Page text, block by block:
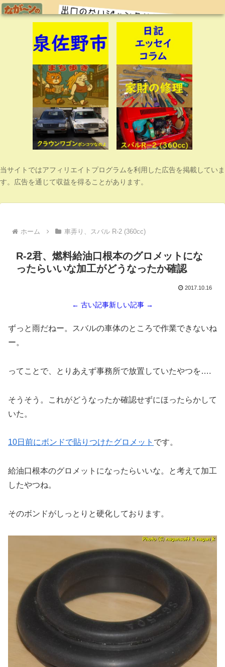
当サイトではアフィリエイトプログラムを利用した広告を掲載していま
す。広告を通じて収益を得ることがあります。
ホーム 車弄り、スバル R-2 (360cc)
R-2君、燃料給油口根本のグロメットにな
ったらいいな加工がどうなったか確認
2017.10.16
← 古い記事新しい記事 →
ずっと雨だねー。スバルの車体のところで作業できないね
ー。
ってことで、とりあえず事務所で放置していたやつを….
そうそう。これがどうなったか確認せずにほったらかして
いた。
10日前にボンドで貼りつけたグロメット です。
給油口根本のグロメットになったらいいな。と考えて加工
したやつね。
そのボンドがしっとりと硬化しております。